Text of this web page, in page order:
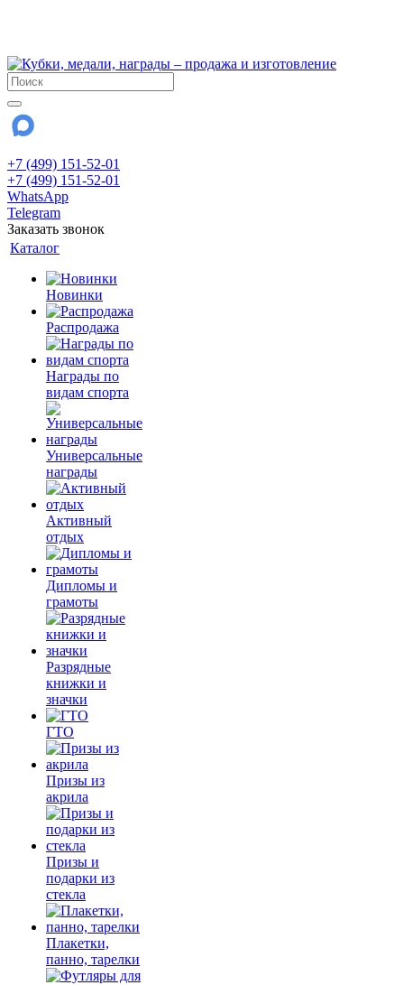
+7 (499) 151-52-01
+7 (499) 151-52-01
WhatsApp
Telegram
Заказать звонок
Каталог
Новинки
Распродажа
Награды по
видам спорта
Универсальные
награды
Активный
отдых
Дипломы и
грамоты
Разрядные
книжки и
значки
ГТО
Призы из
акрила
Призы и
подарки из
стекла
Плакетки,
панно, тарелки